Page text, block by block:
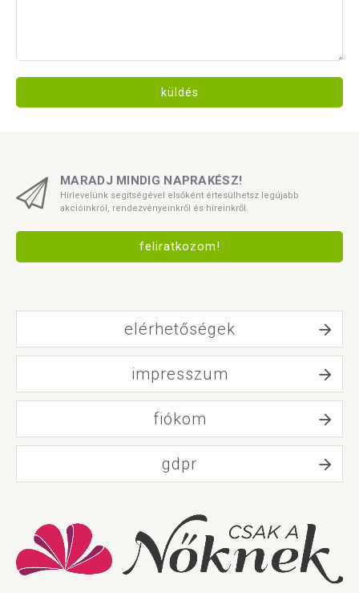
küldés
MARADJ MINDIG NAPRAKÉSZ!
Hírlevelünk segítségével elsőként értesülhetsz legújabb
akcióinkról, rendezvényeinkről és híreinkről.
feliratkozom!
elérhetőségek
impresszum
fiókom
gdpr